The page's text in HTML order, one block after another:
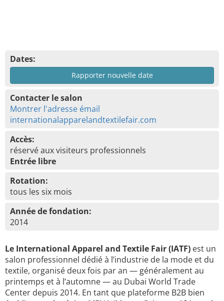
Dates:
Rapporter nouvelle date
Contacter le salon
Montrer l'adresse émail
internationalapparelandtextilefair.com
Accès:
réservé aux visiteurs professionnels
Entrée libre
Rotation:
tous les six mois
Année de fondation:
2014
Le International Apparel and Textile Fair (IATF) est un
salon professionnel dédié à l’industrie de la mode et du
textile, organisé deux fois par an — généralement au
printemps et à l’automne — au Dubai World Trade
Center depuis 2014. En tant que plateforme B2B bien